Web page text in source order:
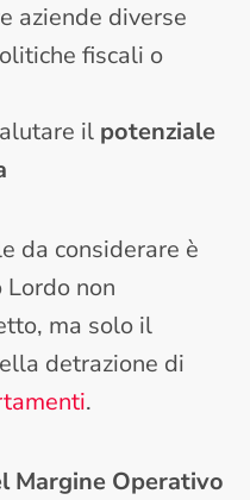
aziende diverse
fiscali o
il potenziale
da considerare è
non
ma solo il
detrazione di
.
Margine Operativo